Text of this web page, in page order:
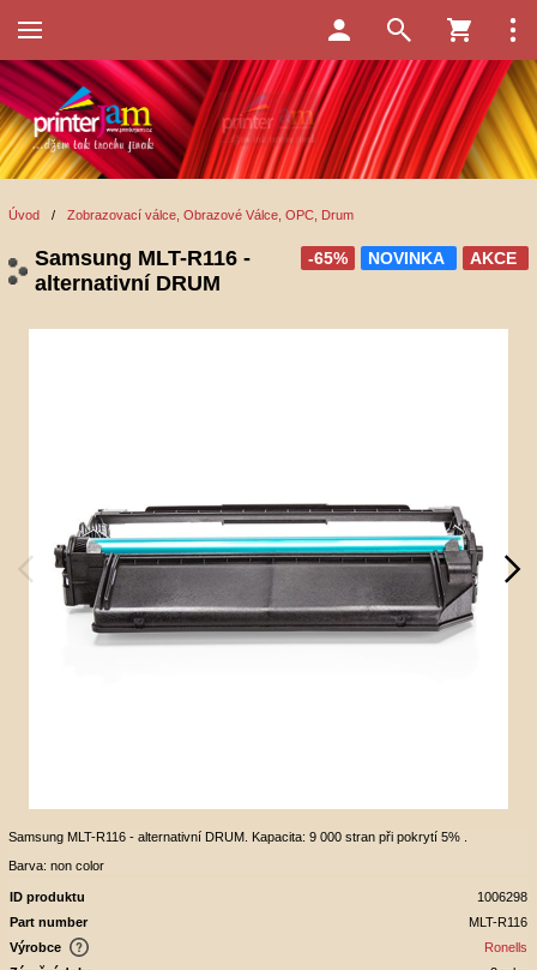
Úvod / Zobrazovací válce, Obrazové Válce, OPC, Drum
AKCE
NOVINKA
-65%
Samsung MLT-R116 -
alternativní DRUM
Samsung MLT-R116 - alternativní DRUM. Kapacita: 9 000 stran při pokrytí 5% .
Barva: non color
ID produktu
1006298
Part number
MLT-R116
Výrobce
Ronells